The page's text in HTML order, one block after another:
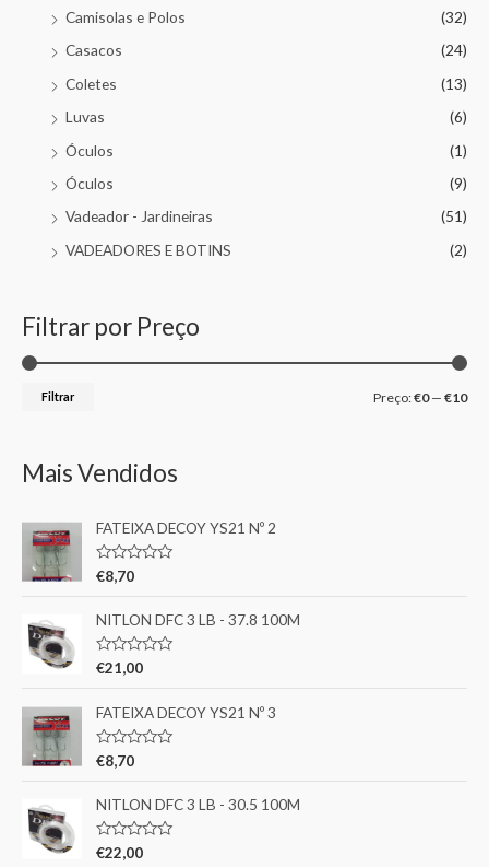
Camisolas e Polos
(32)
Casacos
(24)
Coletes
(13)
Luvas
(6)
Óculos
(1)
Óculos
(9)
Vadeador - Jardineiras
(51)
VADEADORES E BOTINS
(2)
Filtrar por Preço
Filtrar Preço:€0— €10
Mais Vendidos
FATEIXA DECOY YS21 Nº 2
A
l
i
a
ã
d
e
5
€8,70
NITLON DFC 3 LB - 37.8 100M
A
l
i
a
ã
d
e
5
€21,00
FATEIXA DECOY YS21 Nº 3
A
l
i
a
ã
€8,70
NITLON DFC 3 LB - 30.5 100M
A
€22,00